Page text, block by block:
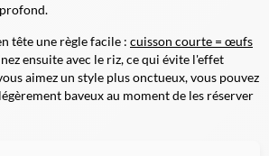
tête une règle facile : cuisson courte = œufs
ensuite avec le riz, ce qui évite l'effet
aimez un style plus onctueux, vous pouvez
baveux au moment de les réserver